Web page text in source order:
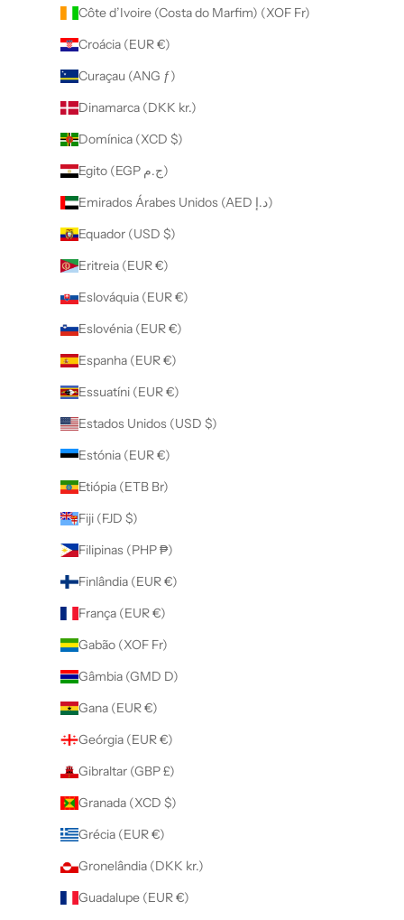
Côte d’Ivoire (Costa do Marfim) (XOF Fr)
Croácia (EUR €)
Curaçau (ANG ƒ)
Dinamarca (DKK kr.)
Domínica (XCD $)
Egito (EGP ج.م)
Emirados Árabes Unidos (AED د.إ)
Equador (USD $)
Eritreia (EUR €)
Eslováquia (EUR €)
Eslovénia (EUR €)
Espanha (EUR €)
Essuatíni (EUR €)
Estados Unidos (USD $)
Estónia (EUR €)
Etiópia (ETB Br)
Fiji (FJD $)
Filipinas (PHP ₱)
Finlândia (EUR €)
França (EUR €)
Gabão (XOF Fr)
Gâmbia (GMD D)
Gana (EUR €)
Geórgia (EUR €)
Gibraltar (GBP £)
Granada (XCD $)
Grécia (EUR €)
Gronelândia (DKK kr.)
Guadalupe (EUR €)